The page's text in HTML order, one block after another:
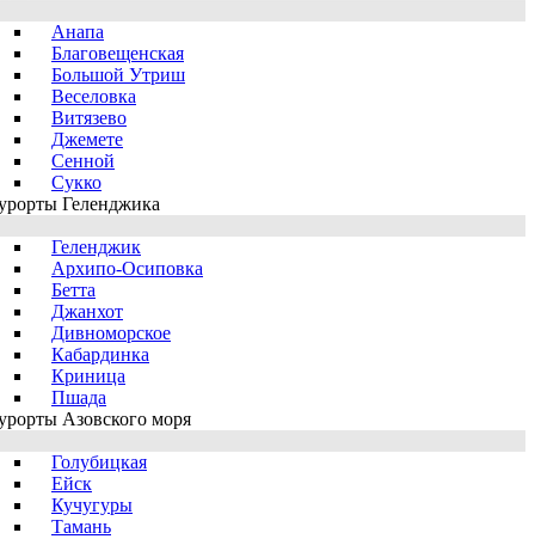
Анапа
Благовещенская
Большой Утриш
Веселовка
Витязево
Джемете
Сенной
Сукко
Геленджика
Геленджик
Архипо-Осиповка
Бетта
Джанхот
Дивноморское
Кабардинка
Криница
Пшада
Азовского моря
Голубицкая
Ейск
Кучугуры
Тамань